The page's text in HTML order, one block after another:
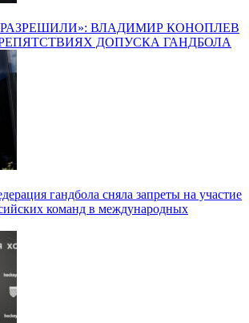
ВЛАДИМИР КОНОПЛЕВ
ДОПУСКА ГАНДБОЛА
гандбола сняла запреты на участие
команд в международных